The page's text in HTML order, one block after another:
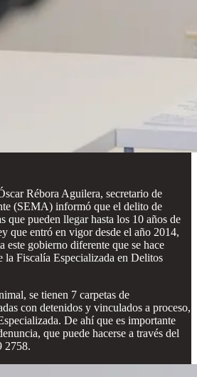
Rébora Aguilera, secretario de
(SEMA) informó que el delito de
que pueden llegar hasta los 10 años de
que entró en vigor desde el año 2014,
este gobierno diferente que se hace
la Fiscalía Especializada en Delitos
se tienen 7 carpetas de
con detenidos y vinculados a proceso,
De ahí que es importante
que puede hacerse a través del
2758.